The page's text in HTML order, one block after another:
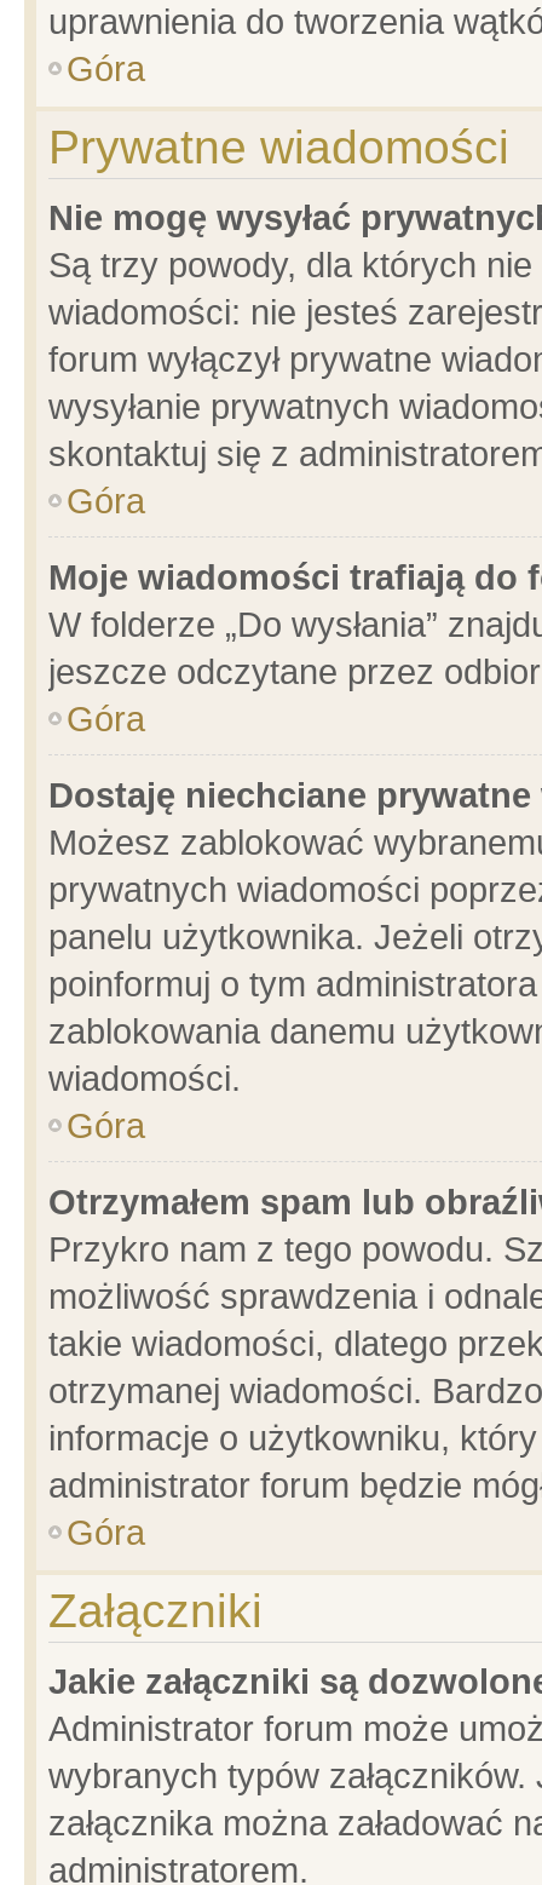
uprawnienia do tworzenia
Góra
Prywatne wiadomości
Nie mogę wysyłać
Są trzy powody, dla których
wiadomości: nie jesteś
forum wyłączył prywatne
wysyłanie prywatnych
skontaktuj się z
Góra
Moje wiadomości trafiają do
W folderze „Do wysłania”
jeszcze odczytane przez
Góra
Dostaję niechciane
Możesz zablokować
prywatnych wiadomości
panelu użytkownika. Jeżeli
poinformuj o tym
zablokowania danemu
wiadomości.
Góra
Otrzymałem spam lub
Przykro nam z tego powodu.
możliwość sprawdzenia i
takie wiadomości, dlatego
otrzymanej wiadomości.
informacje o użytkowniku,
administrator forum będzie
Góra
Załączniki
Jakie załączniki są
Administrator forum może
wybranych typów
załącznika można załadować
administratorem.